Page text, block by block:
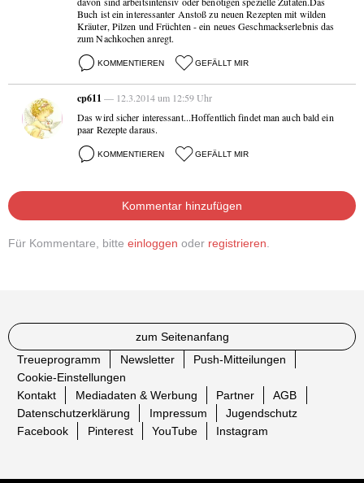
Buch ist ein interessanter Anstoß zu neuen Rezepten mit wilden
Kräuter, Pilzen und Früchten - ein neues Geschmackserlebnis das
zum Nachkochen anregt.
KOMMENTIEREN GEFÄLLT MIR
cp611 — 12.3.2014 um 12:59 Uhr
Das wird sicher interessant...Hoffentlich findet man auch bald ein
paar Rezepte daraus.
KOMMENTIEREN GEFÄLLT MIR
Kommentar hinzufügen
Für Kommentare, bitte einloggen oder registrieren
zum Seitenanfang
Treueprogramm
Newsletter
Push-Mitteilungen
Cookie-Einstellungen
Kontakt
Mediadaten & Werbung Partner
AGB
Datenschutzerklärung
Impressum
Jugendschutz
Facebook
Pinterest YouTube Instagram